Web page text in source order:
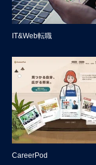
IT&Web転職
CareerPod